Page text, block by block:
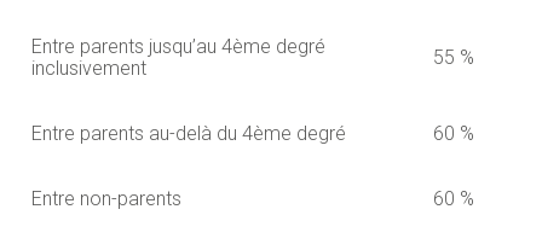
Entre parents jusqu’au 4ème degré
inclusivement
55 %
Entre parents au-delà du 4ème degré 60 %
Entre non-parents 60 %